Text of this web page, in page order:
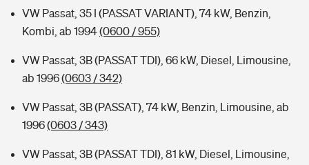
VW Passat, 35 I (PASSAT VARIANT), 74 kW, Benzin,
Kombi, ab 1994(0600 / 955)
VW Passat, 3B (PASSAT TDI), 66 kW, Diesel, Limousine,
ab 1996(0603 / 342)
VW Passat, 3B (PASSAT), 74 kW, Benzin, Limousine, ab
1996(0603 / 343)
VW Passat, 3B (PASSAT TDI), 81 kW, Diesel, Limousine,